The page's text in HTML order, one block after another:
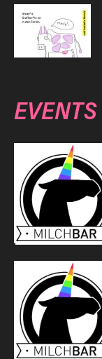
EVENTS